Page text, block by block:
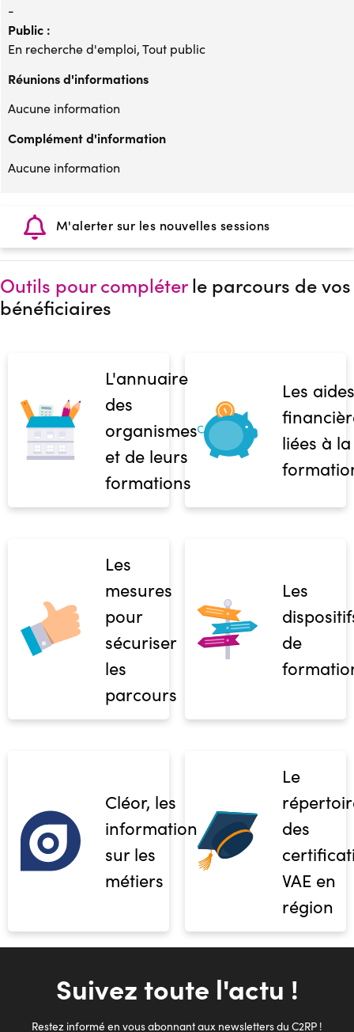
-
Public :
En recherche d'emploi, Tout public
Réunions d'informations
Aucune information
Complément d'information
Aucune information
M'alerter sur les nouvelles sessions
Outils pour compléterle parcours de vos
bénéficiaires
L'annuaire
des
organismes
et de leurs
formations
Les aides
liées à la
Les
mesures
pour
sécuriser
les
parcours
Les
de
Cléor, les
informations
sur les
métiers
Le
des
VAE en
région
Suivez toute l'actu !
Restez informé en vous abonnant aux newsletters du C2RP !